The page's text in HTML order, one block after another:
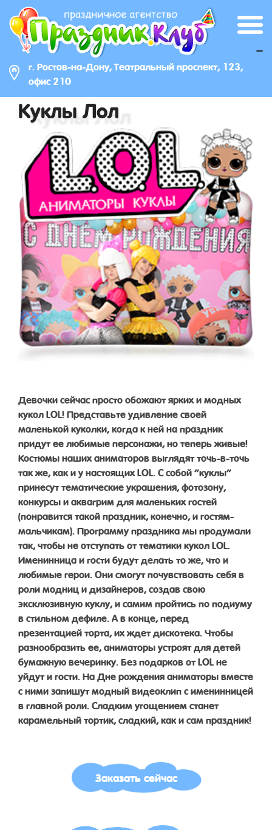
г. Ростов-на-Дону, Театральный проспект, 123,
офис 210
_
Куклы Лол
Девочки сейчас просто обожают ярких и модных
кукол LOL! Представьте удивление своей
маленькой куколки, когда к ней на праздник
придут ее любимые персонажи, но теперь живые!
Костюмы наших аниматоров выглядят точь-в-точь
так же, как и у настоящих LOL. С собой “куклы”
принесут тематические украшения, фотозону,
конкурсы и аквагрим для маленьких гостей
(понравится такой праздник, конечно, и гостям-
мальчикам). Программу праздника мы продумали
так, чтобы не отступать от тематики кукол LOL.
Именинница и гости будут делать то же, что и
любимые герои. Они смогут почувствовать себя в
роли модниц и дизайнеров, создав свою
эксклюзивную куклу, и самим пройтись по подиуму
в стильном дефиле. А в конце, перед
презентацией торта, их ждет дискотека. Чтобы
разнообразить ее, аниматоры устроят для детей
бумажную вечеринку. Без подарков от LOL не
уйдут и гости. На Дне рождения аниматоры вместе
с ними запишут модный видеоклип с именинницей
в главной роли. Сладким угощением станет
карамельный тортик, сладкий, как и сам праздник!
Заказать сейчас